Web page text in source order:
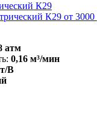
К29
от 3000
атм
0,16 м³/мин
В